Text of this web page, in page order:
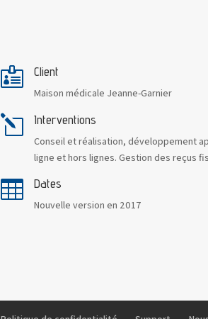
 Client
Maison médicale Jeanne-Garnier
l Interventions
Conseil et réalisation, développement
ligne et hors lignes. Gestion des reçus
 Dates
Nouvelle version en 2017